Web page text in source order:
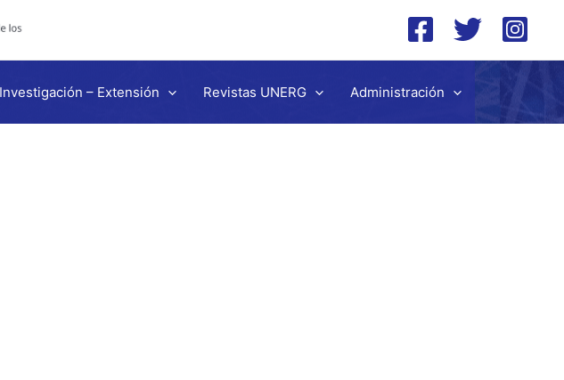
Investigación – Extensión Revistas UNERG Administración